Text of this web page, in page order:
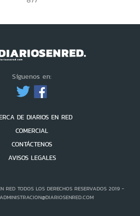
Síguenos en:
DE DIARIOS EN RED
COMERCIAL
CONTÁCTENOS
AVISOS LEGALES
RED TODOS LOS DERECHOS RESERVADOS 2019 -